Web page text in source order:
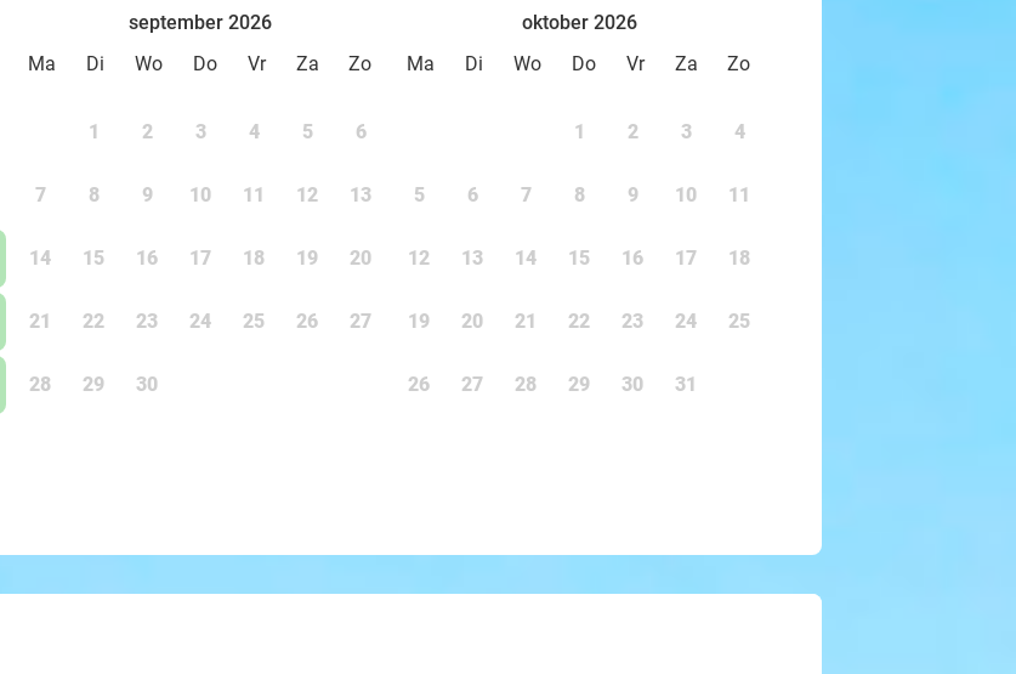
september 2026
Ma
Di Wo Do Vr Za Zo
1 2 3 4 5 6
7 8 9 10 11 12 13
14 15 16 17 18 19 20
21 22 23 24 25 26 27
28 29 30
oktober 2026
Ma
Di Wo Do Vr Za Zo
1 2 3 4
5 6 7 8 9 10 11
12 13 14 15 16 17 18
19 20 21 22 23 24 25
26 27 28 29 30 31